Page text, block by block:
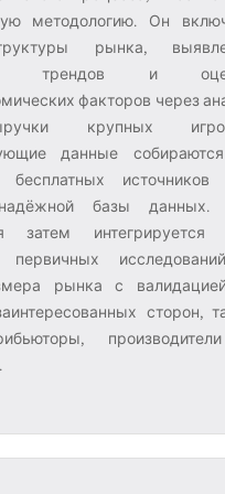
методологию. Он
рынка,
трендов и
факторов через
крупных
данные
источников
базы данных.
затем интегрируется
первичных
рынка с
сторон,